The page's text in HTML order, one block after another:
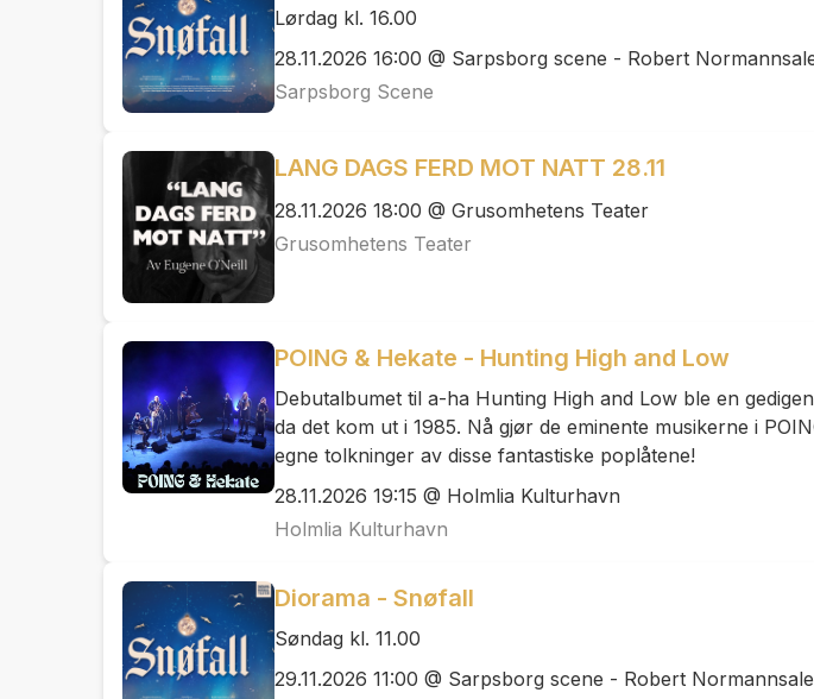
Lørdag kl. 16.00
28.11.2026 16:00 @ Sarpsborg scene - Robert
Sarpsborg Scene
LANG DAGS FERD MOT NATT 28.11
28.11.2026 18:00 @ Grusomhetens Teater
Grusomhetens Teater
POING & Hekate - Hunting High and Low
Debutalbumet til a-ha Hunting High and Low ble en
da det kom ut i 1985. Nå gjør de eminente musikerne i
egne tolkninger av disse fantastiske poplåtene!
28.11.2026 19:15 @ Holmlia Kulturhavn
Holmlia Kulturhavn
Diorama - Snøfall
Søndag kl. 11.00
29.11.2026 11:00 @ Sarpsborg scene - Robert